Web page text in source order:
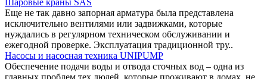
Еще не так давно запорная арматура была представлена
исключительно вентилями или задвижками, которые
нуждались в регулярном техническом обслуживании и
ежегодной проверке. Эксплуатация традиционной тру..
Насосы и насосная техника UNIPUMP
Обеспечение подачи воды и отвода сточных вод – одна из
главных проблем тех людей, которые проживают в домах, не